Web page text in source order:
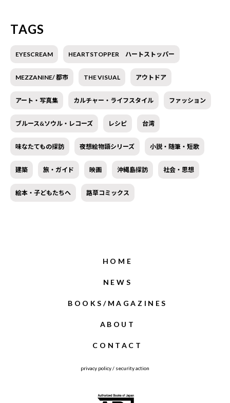
TAGS
EYESCREAM HEARTSTOPPER ハートストッパー
MEZZANINE/ 都市 THE VISUAL アウトドア
アート・写真集 カルチャー・ライフスタイル ファッション
ブルース&ソウル・レコーズ レシピ 台湾
味なたてもの探訪 夜想絵物語シリーズ 小説・随筆・短歌
建築 旅・ガイド 映画 沖縄島探訪 社会・思想
絵本・子どもたちへ 路草コミックス
HOME
NEWS
BOOKS/MAGAZINES
ABOUT
CONTACT
privacy policy/ security action